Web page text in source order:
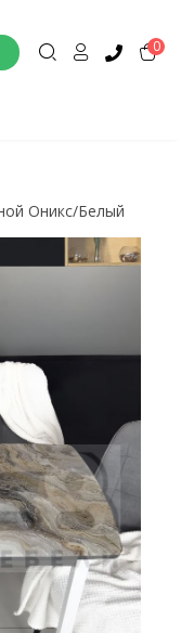
0
Оникс/Белый